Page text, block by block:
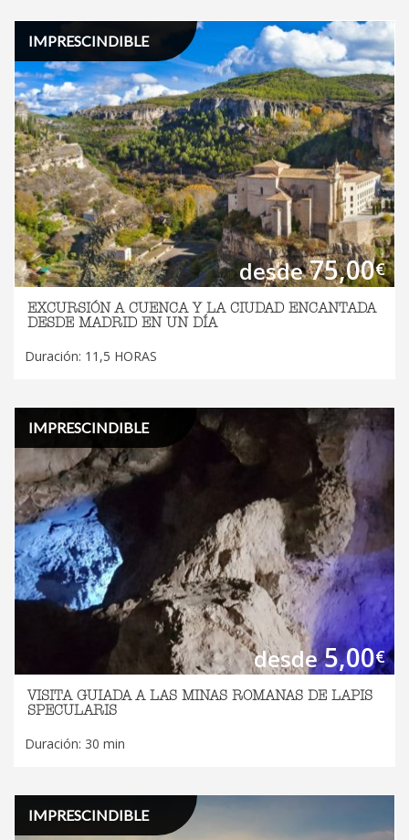
desde75,00€
IMPRESCINDIBLE
EXCURSIÓN A CUENCA Y LA CIUDAD ENCANTADA
DESDE MADRID EN UN DÍA
Duración: 11,5 HORAS
desde5,00€
IMPRESCINDIBLE
VISITA GUIADA A LAS MINAS ROMANAS DE LAPIS
SPECULARIS
Duración: 30 min
IMPRESCINDIBLE